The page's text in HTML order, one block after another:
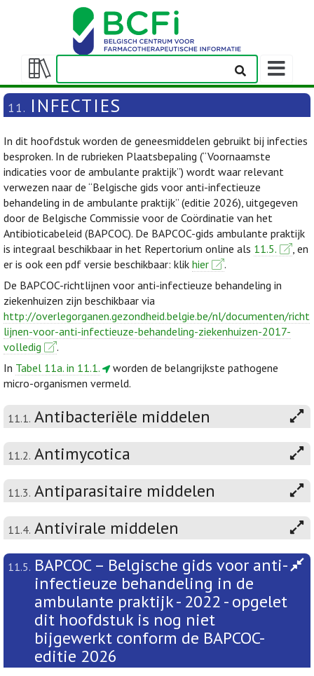
Weergeven/verbergen
inhoudstafel
11. INFECTIES
In dit hoofdstuk worden de geneesmiddelen gebruikt bij infecties
besproken. In de rubrieken Plaatsbepaling (“Voornaamste
indicaties voor de ambulante praktijk”) wordt waar relevant
verwezen naar de “Belgische gids voor anti-infectieuze
behandeling in de ambulante praktijk” (editie 2026), uitgegeven
door de Belgische Commissie voor de Coördinatie van het
Antibioticabeleid (BAPCOC). De BAPCOC-gids ambulante praktijk
is integraal beschikbaar in het Repertorium online als 11.5.
, en
er is ook een pdf versie beschikbaar: klik hier
.
De BAPCOC-richtlijnen voor anti-infectieuze behandeling in
ziekenhuizen zijn beschikbaar via
http://overlegorganen.gezondheid.belgie.be/nl/documenten/richt
lijnen-voor-anti-infectieuze-behandeling-ziekenhuizen-2017-
volledig
.
In Tabel 11a. in 11.1.
worden de belangrijkste pathogene
micro-organismen vermeld.
11.1. Antibacteriële middelen
11.2. Antimycotica
11.3. Antiparasitaire middelen
11.4. Antivirale middelen
11.5. BAPCOC – Belgische gids voor anti-
infectieuze behandeling in de
ambulante praktijk - 2022 - opgelet
dit hoofdstuk is nog niet
bijgewerkt conform de BAPCOC-
editie 2026